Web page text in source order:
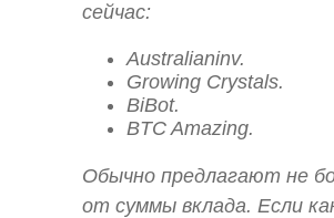
сейчас:
Australianinv.
Growing Crystals.
BiBot.
BTC Amazing.
Обычно предлагают не
от суммы вклада. Если